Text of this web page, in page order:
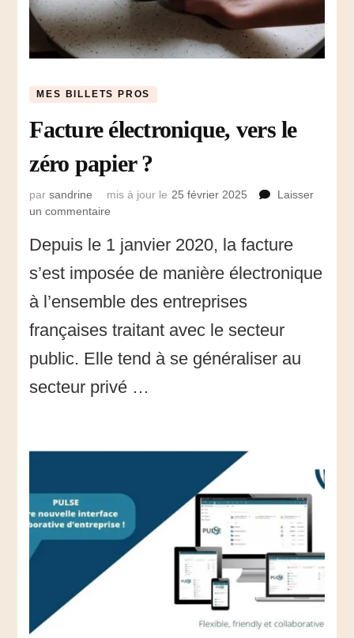
MES BILLETS PROS
Facture électronique, vers le
zéro papier ?
parsandrine mis à jour le 25 février 2025
Laisser
un commentaire
électronique,
le
zéro
papier
?
Depuis le 1 janvier 2020, la facture
s’est imposée de manière électronique
à l’ensemble des entreprises
françaises traitant avec le secteur
public. Elle tend à se généraliser au
secteur privé …